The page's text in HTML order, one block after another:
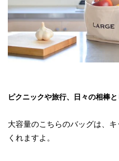
ピクニックや旅行、日々の相棒
大容量のこちらのバッグは、
くれますよ。